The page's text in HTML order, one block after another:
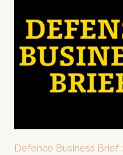
Defence Business Brief